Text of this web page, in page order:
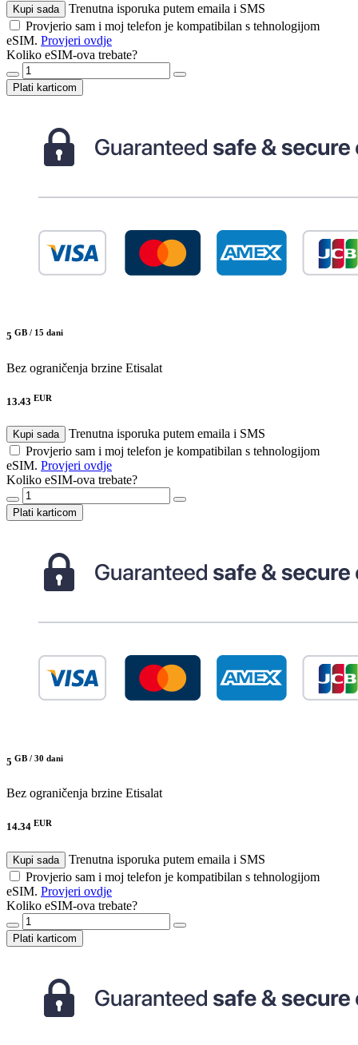
Kupi sada
Trenutna isporuka putem emaila i SMS
Provjerio sam i moj telefon je kompatibilan s tehnologijom
eSIM. Provjeri ovdje
Koliko eSIM-ova trebate?
Plati karticom
5 GB / 15 dani
Bez ograničenja brzine Etisalat
13.43 EUR
Kupi sada
Trenutna isporuka putem emaila i SMS
Provjerio sam i moj telefon je kompatibilan s tehnologijom
eSIM. Provjeri ovdje
Koliko eSIM-ova trebate?
Plati karticom
5 GB / 30 dani
Bez ograničenja brzine Etisalat
14.34 EUR
Kupi sada
Trenutna isporuka putem emaila i SMS
Provjerio sam i moj telefon je kompatibilan s tehnologijom
eSIM. Provjeri ovdje
Koliko eSIM-ova trebate?
Plati karticom